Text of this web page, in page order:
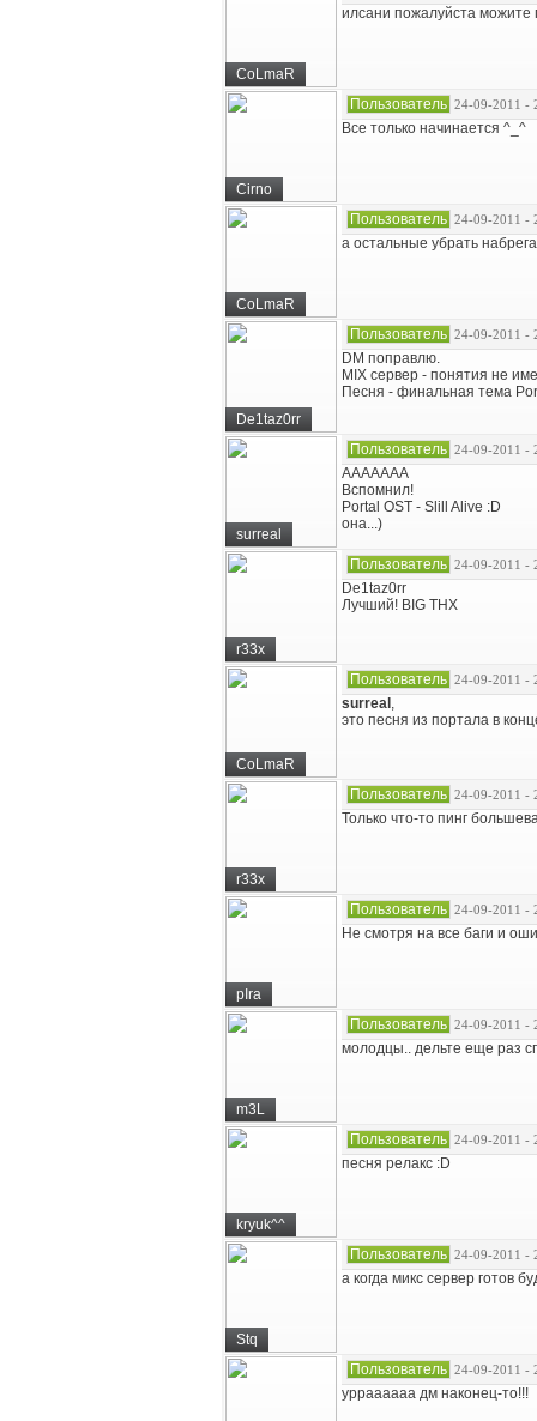
CoLmaR
илсани пожалуйста
Cirno
Пользователь 24-09-2011 -
Все только начинается ^_^
CoLmaR
Пользователь 24-09-2011 -
а остальные убрать
De1taz0rr
Пользователь 24-09-2011 -
DM поправлю.
MIX сервер - понятия не
Песня - финальная тема
surreal
Пользователь 24-09-2011 -
ААААААА
Вспомнил!
Portal OST - Slill Alive :D
она...)
r33x
Пользователь 24-09-2011 -
De1taz0rr
Лучший! BIG THX
CoLmaR
Пользователь 24-09-2011 -
surreal ,
это песня из портала в
r33x
Пользователь 24-09-2011 -
Только что-то пинг
pIra
Пользователь 24-09-2011 -
Не смотря на все баги и
m3L
Пользователь 24-09-2011 -
молодцы.. дельте еще раз
kryuk^^
Пользователь 24-09-2011 -
песня релакс :D
Stq
Пользователь 24-09-2011 -
а когда микс сервер готов
Пользователь 24-09-2011 -
урраааааа дм наконец-то!!!